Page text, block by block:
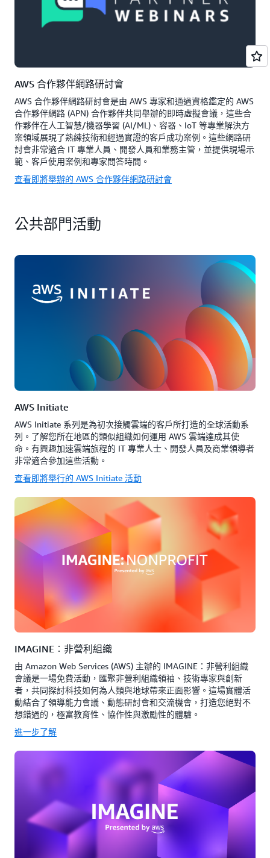
AWS 合作夥伴網路研討會
AWS 合作夥伴網路研討會是由 AWS 專家和通過資格鑑定的 AWS
合作夥伴網路 (APN) 合作夥伴共同舉辦的即時虛擬會議，這些合
作夥伴在人工智慧/機器學習 (AI/ML)、容器、IoT 等專業解決方
案領域展現了熟練技術和經過實證的客戶成功案例。這些網路研
討會非常適合 IT 專業人員、開發人員和業務主管，並提供現場示
範、客戶使用案例和專家問答時間。
查看即將舉辦的 AWS 合作夥伴網路研討會
公共部門活動
AWS Initiate
AWS Initiate 系列是為初次接觸雲端的客戶所打造的全球活動系
列。了解您所在地區的類似組織如何運用 AWS 雲端達成其使
命。有興趣加速雲端旅程的 IT 專業人士、開發人員及商業領導者
非常適合參加這些活動。
查看即將舉行的 AWS Initiate 活動
IMAGINE︰非營利組織
由 Amazon Web Services (AWS) 主辦的 IMAGINE：非營利組織
會議是一場免費活動，匯聚非營利組織領袖、技術專家與創新
者，共同探討科技如何為人類與地球帶來正面影響。這場實體活
動結合了領導能力會議、動態研討會和交流機會，打造您絕對不
想錯過的，極富教育性、協作性與激勵性的體驗。
進一步了解